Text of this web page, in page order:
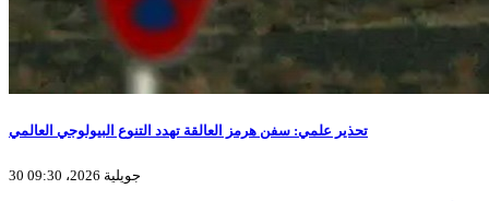
تحذير علمي: سفن هرمز العالقة تهدد التنوع البيولوجي العالمي
30 جويلية 2026، 09:30